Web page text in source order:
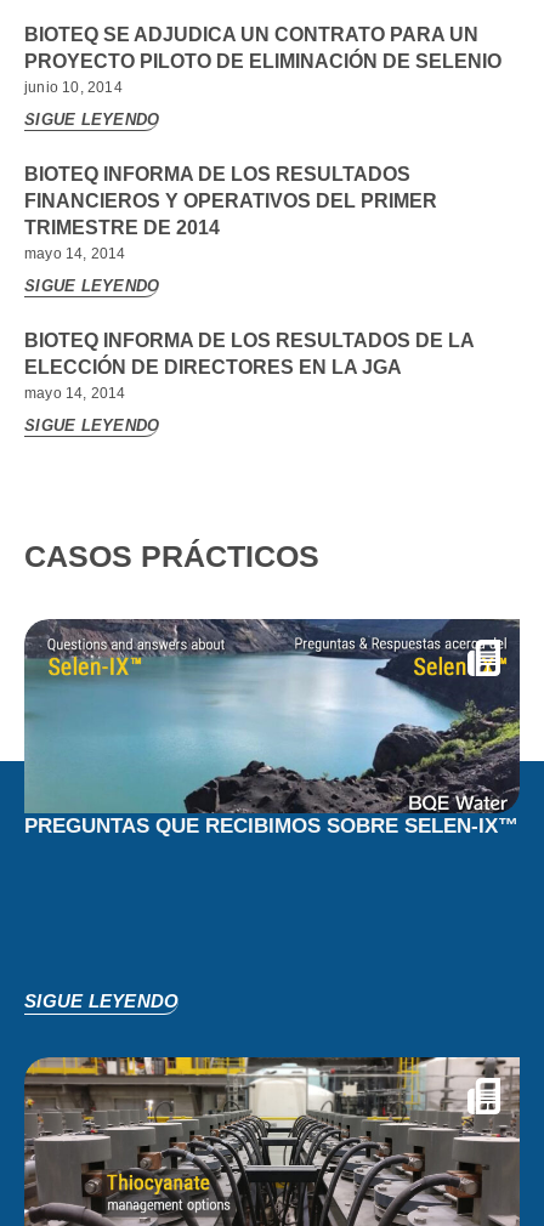
BIOTEQ SE ADJUDICA UN CONTRATO PARA UN
PROYECTO PILOTO DE ELIMINACIÓN DE SELENIO
junio 10, 2014
SIGUE LEYENDO
BIOTEQ INFORMA DE LOS RESULTADOS
FINANCIEROS Y OPERATIVOS DEL PRIMER
TRIMESTRE DE 2014
mayo 14, 2014
SIGUE LEYENDO
BIOTEQ INFORMA DE LOS RESULTADOS DE LA
ELECCIÓN DE DIRECTORES EN LA JGA
mayo 14, 2014
SIGUE LEYENDO
CASOS PRÁCTICOS
PREGUNTAS QUE RECIBIMOS SOBRE SELEN-IX™
SIGUE LEYENDO